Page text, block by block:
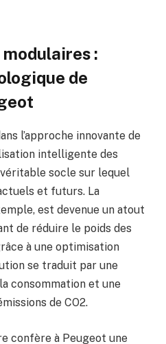
:
de
l’approche innovante de
intelligente des
socle sur lequel
et futurs. La
est devenue un atout
de réduire le poids des
à une optimisation
se traduit par une
consommation et une
de CO2.
confère à Peugeot une